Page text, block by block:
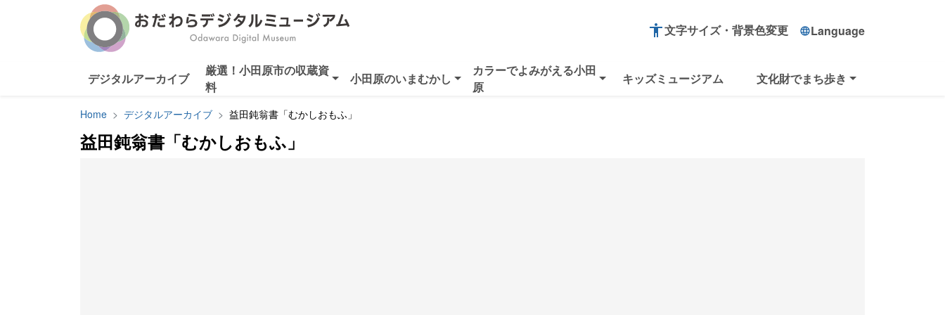
accessibility文字サイズ・背景色変更 languageLanguage
デジタルアーカイブ
厳選！小田原市の収蔵資
料
小田原のいまむかし
カラーでよみがえる小田
原
キッズミュージアム 文化財でまち歩き
Home デジタルアーカイブ 益田鈍翁書「むかしおもふ」
益田鈍翁書「むかしおもふ」